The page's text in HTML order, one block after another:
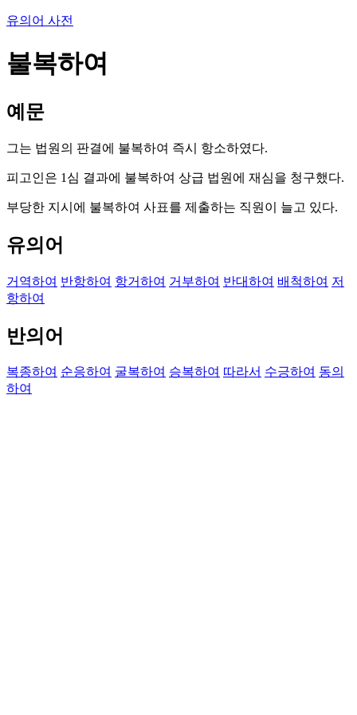
유의어 사전
불복하여
예문
그는 법원의 판결에 불복하여 즉시 항소하였다.
피고인은 1심 결과에 불복하여 상급 법원에 재심을 청구했다.
부당한 지시에 불복하여 사표를 제출하는 직원이 늘고 있다.
유의어
거역하여 반항하여 항거하여 거부하여 반대하여 배척하여 저
항하여
반의어
복종하여 순응하여 굴복하여 승복하여 따라서 수긍하여 동의
하여